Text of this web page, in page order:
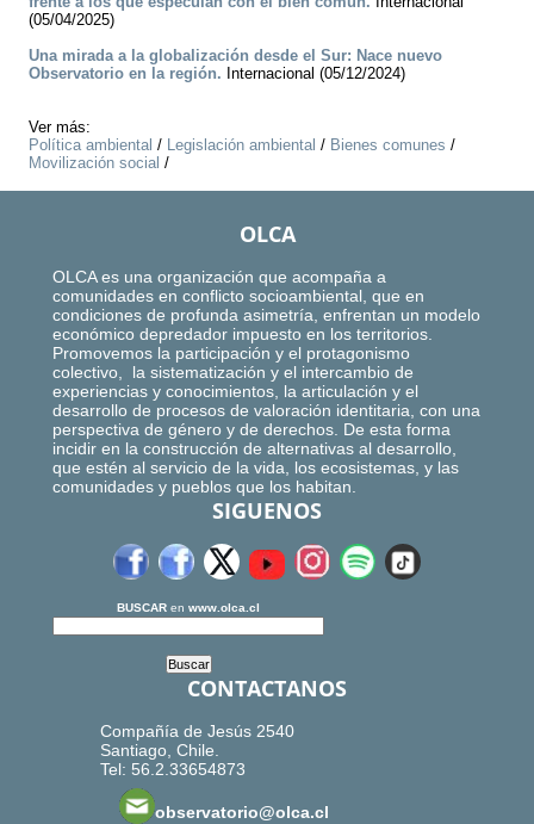
(05/04/2025)
Una mirada a la globalización desde el Sur: Nace nuevo
Observatorio en la región. Internacional (05/12/2024)
Ver más:
Política ambiental / Legislación ambiental / Bienes comunes /
Movilización social /
OLCA
OLCA es una organización que acompaña a
comunidades en conflicto socioambiental, que en
condiciones de profunda asimetría, enfrentan un modelo
económico depredador impuesto en los territorios.
Promovemos la participación y el protagonismo
colectivo, la sistematización y el intercambio de
experiencias y conocimientos, la articulación y el
desarrollo de procesos de valoración identitaria, con una
perspectiva de género y de derechos. De esta forma
incidir en la construcción de alternativas al desarrollo,
que estén al servicio de la vida, los ecosistemas, y las
comunidades y pueblos que los habitan.
SIGUENOS
BUSCAR en www.olca.cl
CONTACTANOS
Compañía de Jesús 2540
Santiago, Chile.
Tel: 56.2.33654873
observatorio@olca.cl